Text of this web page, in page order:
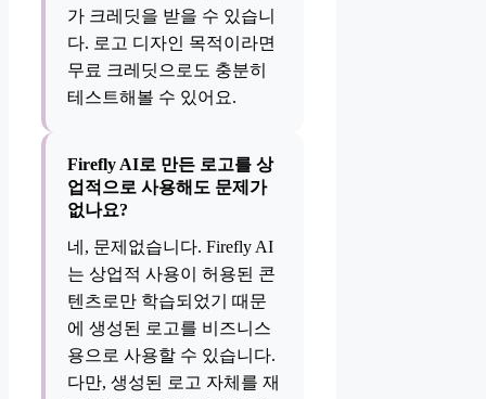
가 크레딧을 받을 수 있습니
다. 로고 디자인 목적이라면
무료 크레딧으로도 충분히
테스트해볼 수 있어요.
Firefly AI로 만든 로고를 상
업적으로 사용해도 문제가
없나요?
네, 문제없습니다. Firefly AI
는 상업적 사용이 허용된 콘
텐츠로만 학습되었기 때문
에 생성된 로고를 비즈니스
용으로 사용할 수 있습니다.
다만, 생성된 로고 자체를 재